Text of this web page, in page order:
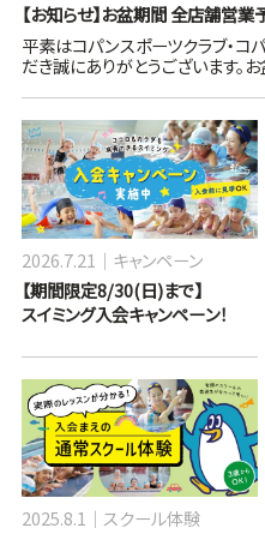
【お知らせ】お盆期間 全店舗営業
平素はコパンスポーツクラブ・コ
だき誠にありがとうございます
【期間限定8/30(日)まで】
スイミング入会キャンペーン！
2026.7.21
キャンペーン
2025.8.1
スクール体験